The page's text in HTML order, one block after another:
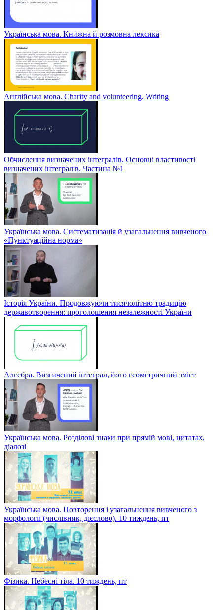
Українська мова. Книжна й розмовна лексика
Англійська мова. Charity and volunteering. Writing
Обчислення визначених інтегралів. Основні властивості
визначених інтегралів. Частина №1
Українська мова. Систематизація й узагальнення вивченого
«Пунктуаційна норма»
Історія України. Продовжуючи тисячолітню традицію
державотворення: проголошення незалежності України
Алгебра. Визначений інтеграл, його геометричний зміст
Українська мова. Розділові знаки при прямій мові, цитатах,
діалозі
Українська мова. Повторення і узагальнення вивченого з
морфології (числівник, дієслово). 10 тиждень, пт
Фізика. Небесні тіла. 10 тиждень, пт